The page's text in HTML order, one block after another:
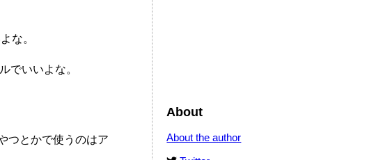
な。
でいいよな。
つとかで使うのはア
About
About the author